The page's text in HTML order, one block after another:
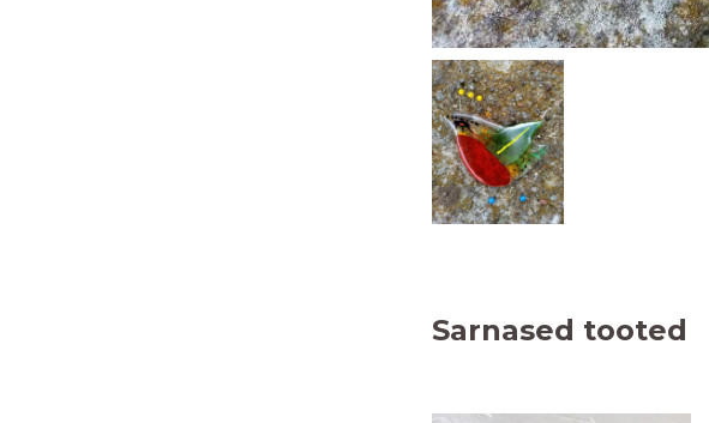
Sarnased tooted